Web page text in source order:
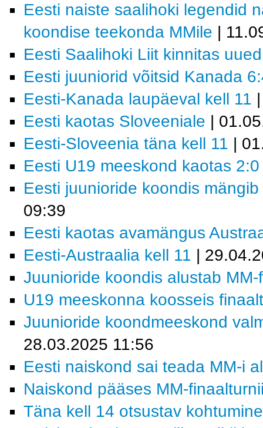
Eesti naiste saalihoki legendid
koondise teekonda MMile |
Eesti Saalihoki Liit kinnitas
Eesti juuniorid võitsid Kanada
Eesti-Kanada laupäeval kell 11
Eesti kaotas Sloveeniale |
Eesti-Sloveenia täna kell 11 |
Eesti U19 meeskond kaotas
Eesti juunioride koondis
09:39
Eesti kaotas avamängus
Eesti-Austraalia kell 11 |
Juunioride koondis alustab
U19 meeskonna koosseis
Juunioride koondmeeskond
28.03.2025 11:56
Eesti naiskond sai teada MM-i
Naiskond pääses MM-
Täna kell 14 otsustav